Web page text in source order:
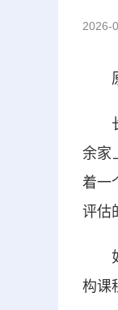
2026-
原
长
余家
着一
评估
如
构课